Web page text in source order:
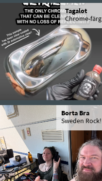
Tagalot
Chrome-färg
Borta Bra
Sweden Rock!